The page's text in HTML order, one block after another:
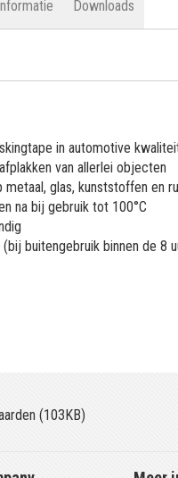
in automotive
van allerlei objecten
metaal, glas, kunststoffen en
na bij gebruik tot 100°C
buitengebruik binnen de 8
Downloads
(103KB)